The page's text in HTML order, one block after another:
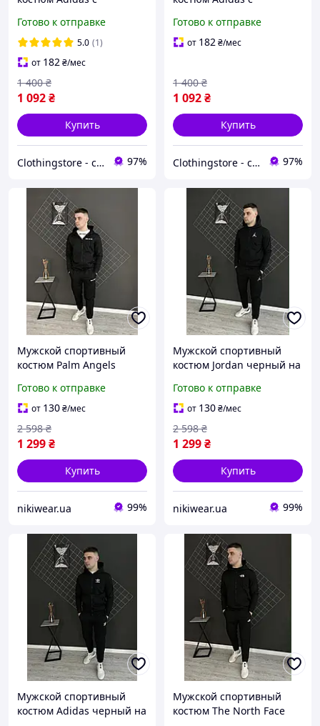
Стильный спортивный
костюм Адидас
Готово к отправке
5.0 (1)
от 182₴/мес
1 092₴
1 400 ₴
Купить
Сlothingstore - стиль та комфорт. 97%
спортивный костюм
Адидас Adidas
Готово к отправке
от 182₴/мес
1 092₴
1 400 ₴
Купить
Сlothingstore - стиль та комфорт. 97%
Мужской спортивный
костюм Palm Angels
Весенний осенний
костюм Палм Ангелс
Кофта и Штаны
Готово к отправке
от 130₴/мес
1 299₴
2 598 ₴
Купить
nikiwear.ua 99%
Мужской спортивный
костюм Jordan черный на
осенний костюм Джордан
черный Кофта и Штаны
Готово к отправке
от 130₴/мес
1 299₴
2 598 ₴
Купить
nikiwear.ua 99%
Мужской спортивный
костюм Adidas черный на
Мужской спортивный
костюм The North Face